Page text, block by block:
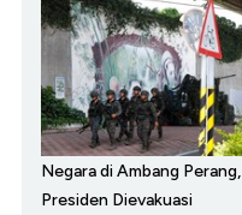
Negara di Ambang Perang,
Presiden Dievakuasi